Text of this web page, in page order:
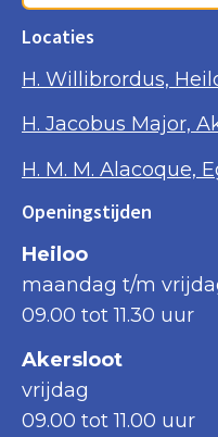
Locaties
H. Willibrordus,
H. Jacobus Major,
H. M. M. Alacoque,
Openingstijden
Heiloo
maandag t/m
09.00 tot 11.30 uur
Akersloot
vrijdag
09.00 tot 11.00 uur